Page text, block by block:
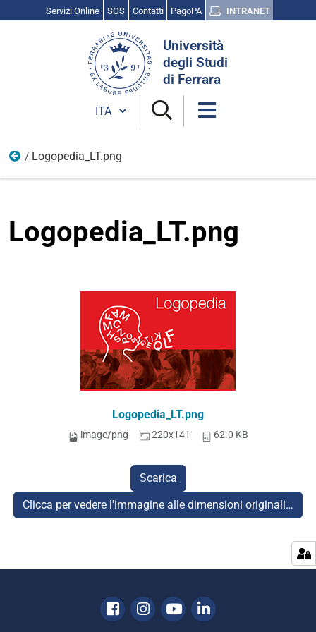
Servizi Online SOS Contatti PagoPA INTRANET
Università
degli Studi
di Ferrara
Cambia lingua
Folder LM
Logopedia_LT.png
Logopedia_LT.png
Logopedia_LT.png
image/png 220x141 62.0 KB
Scarica
Clicca per vedere l'immagine alle dimensioni originali…
Facebook
Instagram
YoutubeLinkedin